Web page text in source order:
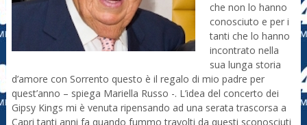
che non lo hanno
conosciuto e per i
tanti che lo hanno
incontrato nella
sua lunga storia
d’amore con Sorrento questo è il regalo di mio padre per
quest’anno – spiega Mariella Russo -. L’idea del concerto dei
Gipsy Kings mi è venuta ripensando ad una serata trascorsa a
Capri tanti anni fa quando fummo travolti da questi sconosciuti